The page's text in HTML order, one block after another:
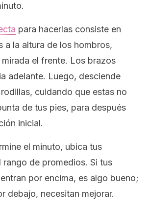
para hacerlas consiste en
a la altura de los hombros,
el frente. Los brazos
adelante. Luego, desciende
cuidando que estas no
de tus pies, para después
inicial.
el minuto, ubica tus
rango de promedios. Si tus
por encima, es algo bueno;
debajo, necesitan mejorar.